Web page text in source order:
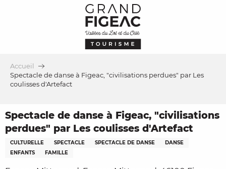
Accueil
Spectacle de danse à Figeac, "civilisations perdues" par Les
coulisses d'Artefact
Spectacle de danse à Figeac, "civilisations
perdues" par Les coulisses d'Artefact
CULTURELLE SPECTACLE SPECTACLE DE DANSE
DANSE
ENFANTS
FAMILLE